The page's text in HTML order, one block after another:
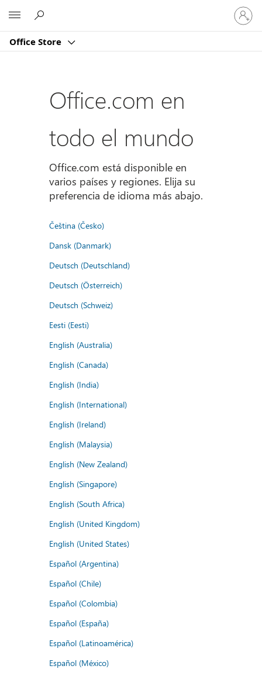
Office Store
Iniciar
sesión
en
cuenta
Office.com en
todo el mundo
Office.com está disponible en
varios países y regiones. Elija su
preferencia de idioma más abajo.
Čeština (Česko)
Dansk (Danmark)
Deutsch (Deutschland)
Deutsch (Österreich)
Deutsch (Schweiz)
Eesti (Eesti)
English (Australia)
English (Canada)
English (India)
English (International)
English (Ireland)
English (Malaysia)
English (New Zealand)
English (Singapore)
English (South Africa)
English (United Kingdom)
English (United States)
Español (Argentina)
Español (Chile)
Español (Colombia)
Español (España)
Español (Latinoamérica)
Español (México)